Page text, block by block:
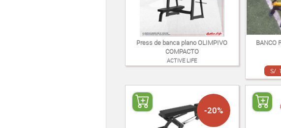
Press de banca plano OLIMPIVO
COMPACTO
ACTIVE LIFE
BANCO
S/.
-20%